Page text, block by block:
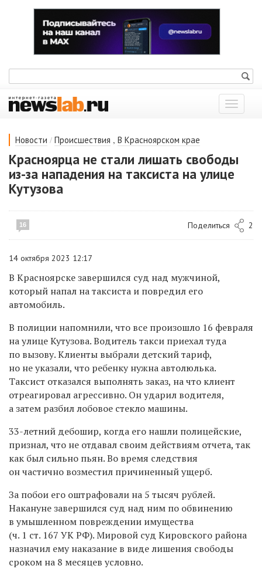
Показать
меню
Новости / Происшествия , В Красноярском крае
Красноярца не стали лишать свободы
из-за нападения на таксиста на улице
Кутузова
16 Поделиться 2
14 октября 2023 12:17
В Красноярске завершился суд над мужчиной,
который напал на таксиста и повредил его
автомобиль.
В полиции напомнили, что все произошло 16 февраля
на улице Кутузова. Водитель такси приехал туда
по вызову. Клиенты выбрали детский тариф,
но не указали, что ребенку нужна автолюлька.
Таксист отказался выполнять заказ, на что клиент
отреагировал агрессивно. Он ударил водителя,
а затем разбил лобовое стекло машины.
33-летний дебошир, когда его нашли полицейские,
признал, что не отдавал своим действиям отчета, так
как был сильно пьян. Во время следствия
он частично возместил причиненный ущерб.
За побои его оштрафовали на 5 тысяч рублей.
Накануне завершился суд над ним по обвинению
в умышленном повреждении имущества
(ч. 1 ст. 167 УК РФ). Мировой суд Кировского района
назначил ему наказание в виде лишения свободы
сроком на 8 месяцев условно.